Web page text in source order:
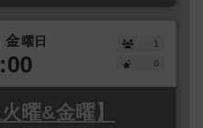
金曜日
1
0
曜&金曜】